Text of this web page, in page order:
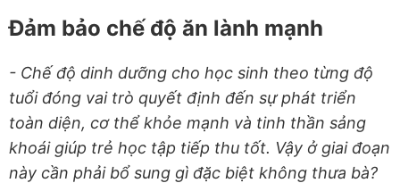
Đảm bảo chế độ ăn lành mạnh
- Chế độ dinh dưỡng cho học sinh theo từng độ
tuổi đóng vai trò quyết định đến sự phát triển
toàn diện, cơ thể khỏe mạnh và tinh thần sảng
khoái giúp trẻ học tập tiếp thu tốt. Vậy ở giai đoạn
này cần phải bổ sung gì đặc biệt không thưa bà?